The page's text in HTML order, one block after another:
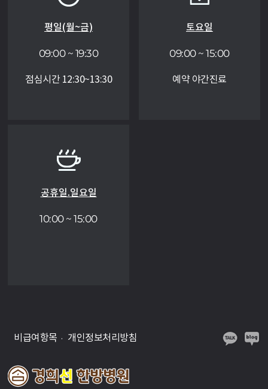
평일(월~금)
09:00 ~ 19:30
점심시간 12:30~13:30
토요일
09:00 ~ 15:00
예약 야간진료
공휴일.일요일
10:00 ~ 15:00
비급여항목 개인정보처리방침